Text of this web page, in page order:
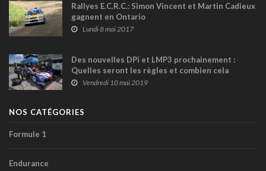
Rallyes E.C.R.C.: Simon Vincent et Martin Cadieux
gagnent en Ontario
Lundi 8 mai 2017
Des nouvelles DPi et LMP3 prochainement :
Quelles seront les règles et combien cela
coûtera-t-il ?
Vendredi 10 mai 2019
NOS CATÉGORIES
Formule 1
Endurance